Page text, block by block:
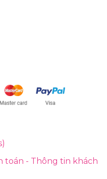
toán - Thông tin khách